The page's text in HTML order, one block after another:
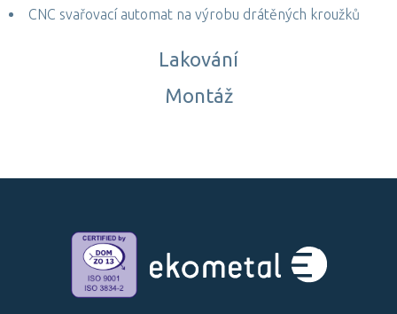
CNC svařovací automat na výrobu drátěných kroužků
Lakování
Montáž